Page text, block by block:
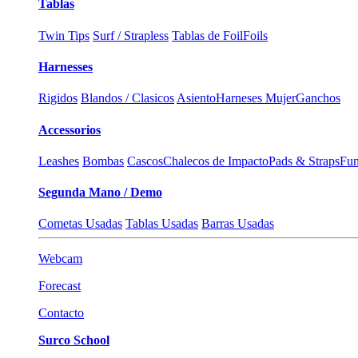
Tablas
Twin Tips Surf / Strapless Tablas de FoilFoils
Harnesses
Rigidos Blandos / Clasicos AsientoHarneses MujerGanchos
Accessorios
Leashes Bombas CascosChalecos de ImpactoPads & Straps
Segunda Mano / Demo
Cometas Usadas Tablas Usadas Barras Usadas
Webcam
Forecast
Contacto
Surco School